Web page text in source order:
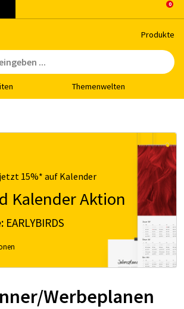
Pro­duk­te
The­men­wel­ten
15%* auf Kalender
Kalender Aktion
EARLYBIRDS
Werbeplanen